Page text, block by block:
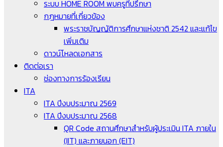
ระบบ HOME ROOM พบครูที่ปรึกษา
กฎหมายที่เกี่ยวข้อง
พระราชบัญญัติการศึกษาแห่งชาติ 2542 และแก้ไข
เพิ่มเติม
ดาวน์โหลดเอกสาร
ติดต่อเรา
ช่องทางการร้องเรียน
ITA
ITA ปีงบประมาณ 2569
ITA ปีงบประมาณ 2568
QR Code สถานศึกษาสำหรับผู้ประเมิน ITA ภายใน
(IIT) และภายนอก (EIT)